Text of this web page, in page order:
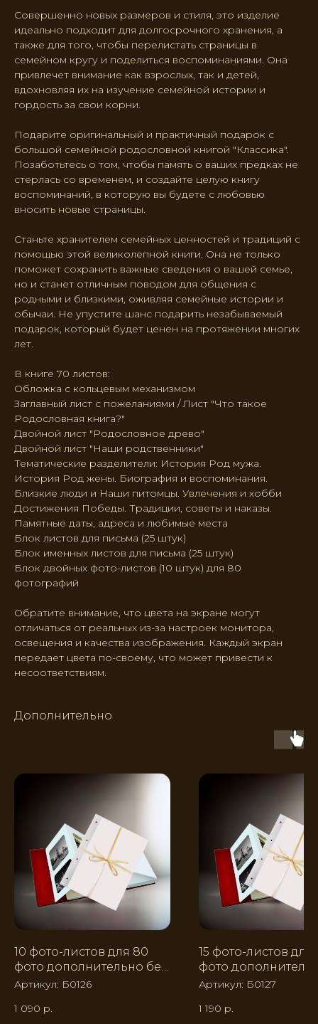
Совершенно новых размеров и стиля, это изделие
идеально подходит для долгосрочного хранения, а
также для того, чтобы перелистать страницы в
семейном кругу и поделиться воспоминаниями. Она
привлечет внимание как взрослых, так и детей,
вдохновляя их на изучение семейной истории и
гордость за свои корни.
Подарите оригинальный и практичный подарок с
большой семейной родословной книгой "Классика".
Позаботьтесь о том, чтобы память о ваших предках не
стерлась со временем, и создайте целую книгу
воспоминаний, в которую вы будете с любовью
вносить новые страницы.
Станьте хранителем семейных ценностей и традиций с
помощью этой великолепной книги. Она не только
поможет сохранить важные сведения о вашей семье,
но и станет отличным поводом для общения с
родными и близкими, оживляя семейные истории и
обычаи. Не упустите шанс подарить незабываемый
подарок, который будет ценен на протяжении многих
лет.
В книге 70 листов:
Обложка с кольцевым механизмом
Заглавный лист с пожеланиями / Лист "Что такое
Родословная книга?"
Двойной лист "Родословное древо"
Двойной лист "Наши родственники"
Тематические разделители: История Род мужа.
История Род жены. Биография и воспоминания.
Близкие люди и Наши питомцы. Увлечения и хобби
Достижения Победы. Традиции, советы и наказы.
Памятные даты, адреса и любимые места
Блок листов для письма (25 штук)
Блок именных листов для письма (25 штук)
Блок двойных фото-листов (10 штук) для 80
фотографий
Обратите внимание, что цвета на экране могут
отличаться от реальных из-за настроек монитора,
освещения и качества изображения. Каждый экран
передает цвета по-своему, что может привести к
несоответствиям.
Дополнительно
10 фото-листов для 80
фото дополнительно без
узора
Артикул: Б0126
1 090 р.
15 фото-листов для
фото
узора
Артикул: Б0127
1 190 р.